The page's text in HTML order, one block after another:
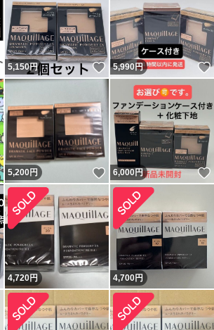
いいね！
5,150円 いいね！
5,990 円
いいね！
5,200円 いいね！
6,000円
いいね！
4,720円 4,700円